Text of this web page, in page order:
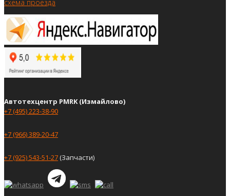
схема проезда
Автотехцентр PMRK (Измайлово)
+7 (495) 223-38-90
+7 (966) 389-20-47
+7 (925) 543-51-27(Запчасти)